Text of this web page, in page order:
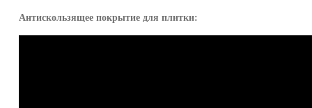
Антискользящее покрытие для плитки: